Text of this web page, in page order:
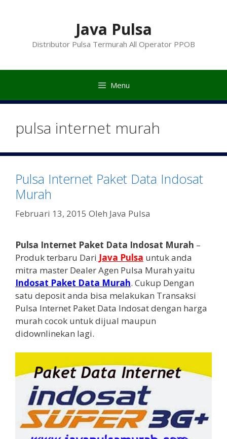
Java Pulsa
Distributor Pulsa Termurah All Operator PPOB
Menu
pulsa internet murah
Pulsa Internet Paket Data Indosat
Murah
Februari 13, 2015 Oleh Java Pulsa
Pulsa Internet Paket Data Indosat Murah –
Produk terbaru Dari Java Pulsa untuk anda
mitra master Dealer Agen Pulsa Murah yaitu
Indosat Paket Data Murah. Cukup Dengan
satu deposit anda bisa melakukan Transaksi
Pulsa Internet Paket Data Indosat dengan harga
murah cocok untuk dijual maupun
didownlinekan lagi.